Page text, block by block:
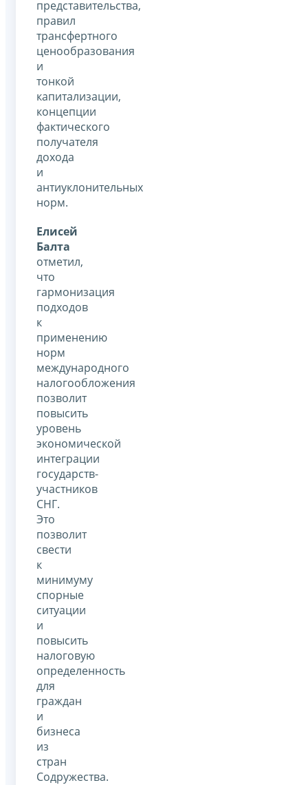
представительства,
правил
трансфертного
ценообразования
и
тонкой
капитализации,
концепции
фактического
получателя
дохода
и
антиуклонительных
норм.
Елисей
Балта
отметил,
что
гармонизация
подходов
к
применению
норм
международного
налогообложения
позволит
повысить
уровень
экономической
интеграции
государств-
участников
СНГ.
Это
позволит
свести
к
минимуму
спорные
ситуации
и
повысить
налоговую
определенность
для
граждан
и
бизнеса
из
стран
Содружества.